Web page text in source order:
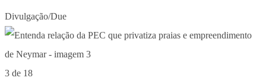
Divulgação/Due
3 de 18